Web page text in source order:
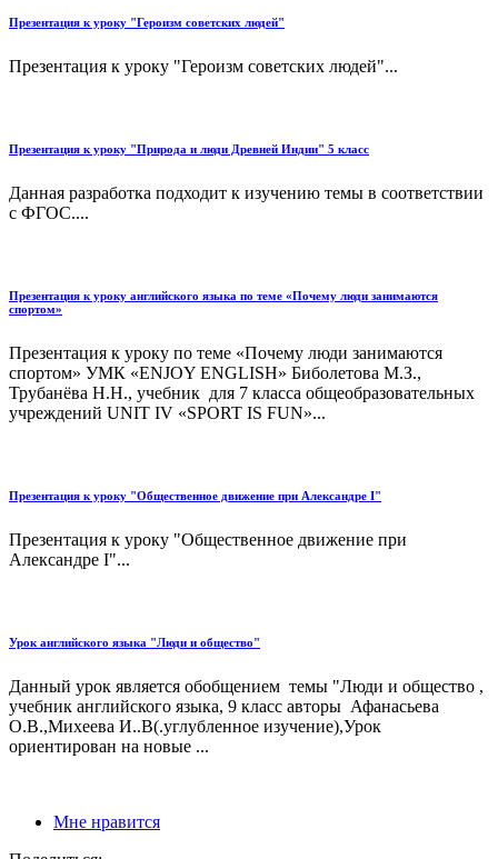
Презентация к уроку "Героизм советских людей"
Презентация к уроку "Героизм советских людей"...
Презентация к уроку "Природа и люди Древней Индии" 5 класс
Данная разработка подходит к изучению темы в соответствии
с ФГОС....
Презентация к уроку английского языка по теме «Почему люди занимаются
спортом»
Презентация к уроку по теме «Почему люди занимаются
спортом» УМК «ENJOY ENGLISH» Биболетова М.З.,
Трубанёва Н.Н., учебник для 7 класса общеобразовательных
учреждений UNIT IV «SPORT IS FUN»...
Презентация к уроку "Общественное движение при Александре I"
Презентация к уроку "Общественное движение при
Александре I"...
Урок английского языка "Люди и общество"
Данный урок является обобщением темы "Люди и общество ,
учебник английского языка, 9 класс авторы Афанасьева
О.В.,Михеева И..В(.углубленное изучение),Урок
ориентирован на новые ...
Мне нравится